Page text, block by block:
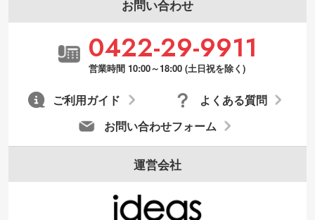
お問い合わせ
0422-29-9911
営業時間 10:00～18:00 (土日祝を除く)
お問い合わせフォーム
よくある質問
ご利用ガイド
運営会社